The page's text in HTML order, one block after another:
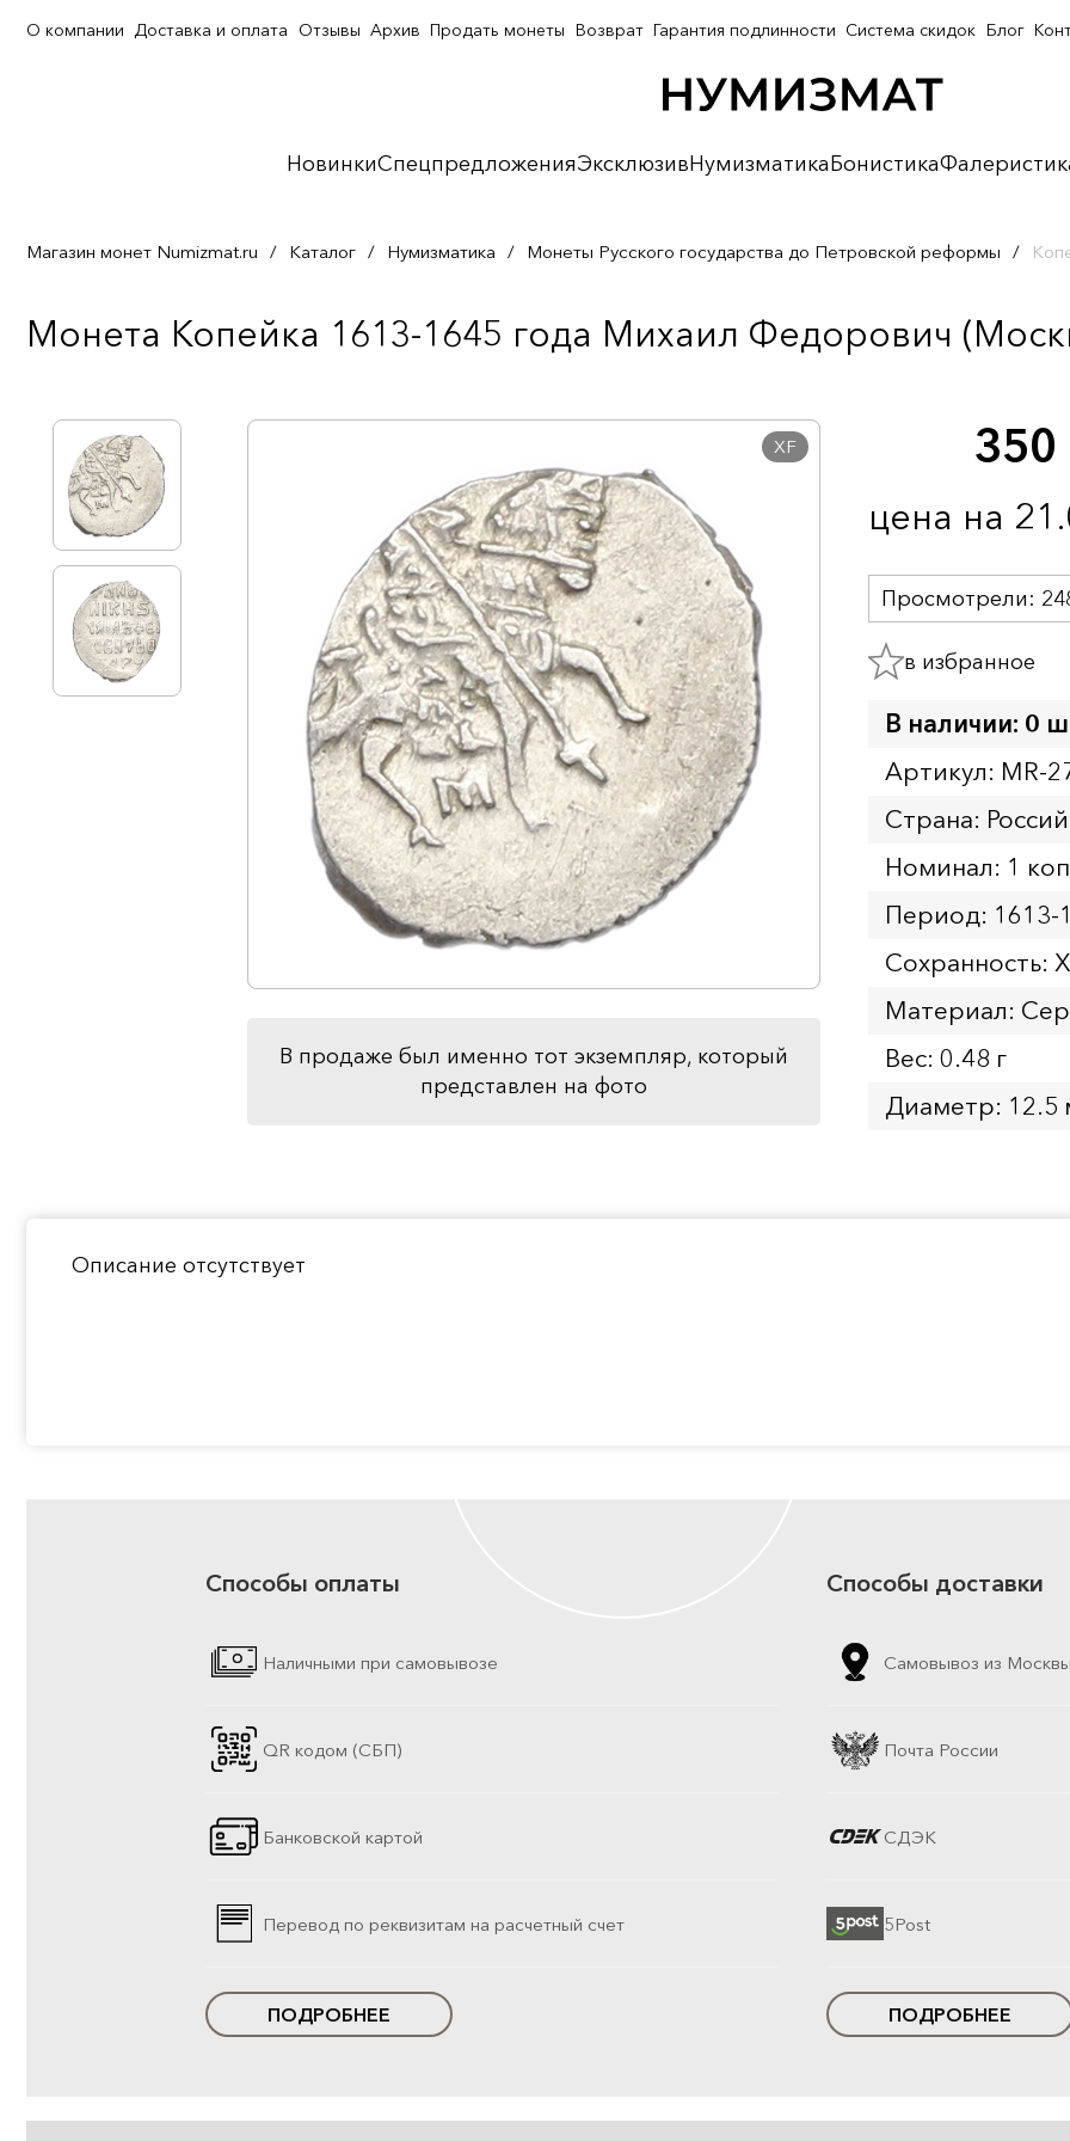
НовинкиСпецпредложенияЭксклюзивНумизматикаБонистика
О компании Доставка и оплата Отзывы Архив Продать монеты Возврат Гарантия подлинности Система скидок Блог
Магазин монет Numizmat.ru / Каталог / Нумизматика / Монеты Русского государства до Петровской реформы /
Монета Копейка 1613-1645 года Михаил Федорович
XF
В продаже был именно тот экземпляр, который
представлен на фото
350
цена на
Просмотрели:
в избранное
В наличии: 0
Артикул: MR-
Страна:
Номинал: 1
Период: 1613-
Сохранность:
Материал:
Вес: 0.48 г
Диаметр: 12.5
Описание отсутствует
Способы оплаты
Наличными при самовывозе
QR кодом (СБП)
Банковской картой
Перевод по реквизитам на расчетный счет
ПОДРОБНЕЕ
Способы доставки
Самовывоз из
Почта России
СДЭК
5Post
ПОДРОБНЕЕ